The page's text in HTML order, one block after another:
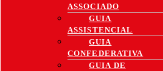
ASSOCIADO
GUIA
ASSISTENCIAL
GUIA
CONFEDERATIVA
GUIA DE